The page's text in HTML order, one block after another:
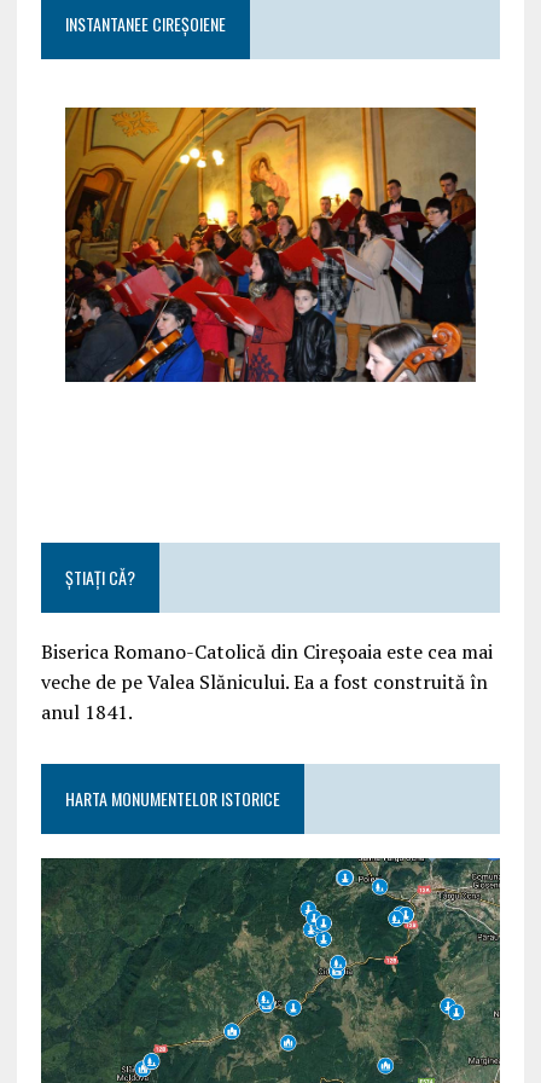
INSTANTANEE CIREȘOIENE
ȘTIAȚI CĂ?
Biserica Romano-Catolică din Cireșoaia este cea mai
veche de pe Valea Slănicului. Ea a fost construită în
anul 1841.
HARTA MONUMENTELOR ISTORICE